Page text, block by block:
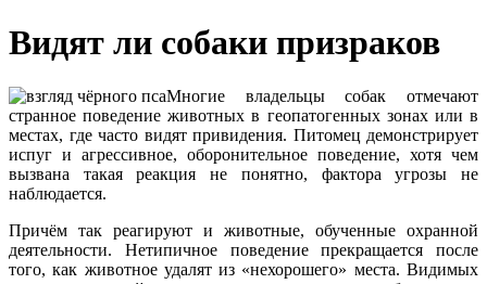
Видят ли собаки призраков
Многие владельцы собак отмечают
странное поведение животных в геопатогенных зонах или в
местах, где часто видят привидения. Питомец демонстрирует
испуг и агрессивное, оборонительное поведение, хотя чем
вызвана такая реакция не понятно, фактора угрозы не
наблюдается.
Причём так реагируют и животные, обученные охранной
деятельности. Нетипичное поведение прекращается после
того, как животное удалят из «нехорошего» места. Видимых